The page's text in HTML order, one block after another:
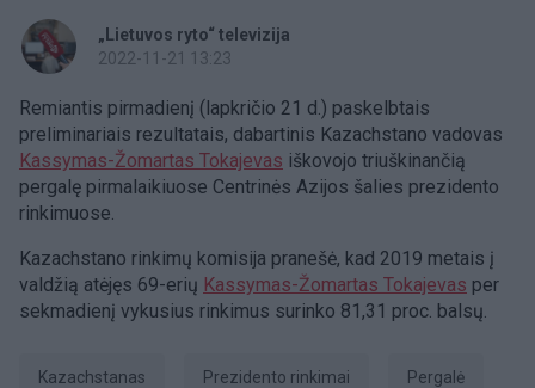
„Lietuvos ryto“ televizija
2022-11-21 13:23
Remiantis pirmadienį (lapkričio 21 d.) paskelbtais
preliminariais rezultatais, dabartinis Kazachstano vadovas
Kassymas-Žomartas Tokajevas iškovojo triuškinančią
pergalę pirmalaikiuose Centrinės Azijos šalies prezidento
rinkimuose.
Kazachstano rinkimų komisija pranešė, kad 2019 metais į
valdžią atėjęs 69-erių Kassymas-Žomartas Tokajevas per
sekmadienį vykusius rinkimus surinko 81,31 proc. balsų.
Kazachstanas prezidento rinkimai pergalė